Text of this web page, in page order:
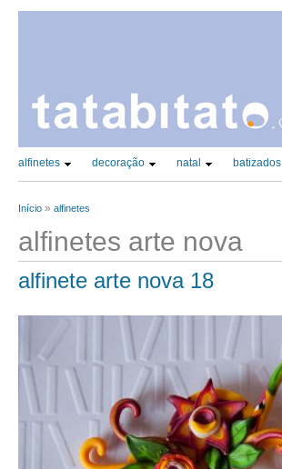
CATEGORIAS PRINCIPAIS (TAX)
alfinetes decoração natal batizados
Está aqui
Início » alfinetes
alfinetes arte nova
alfinete arte nova 18